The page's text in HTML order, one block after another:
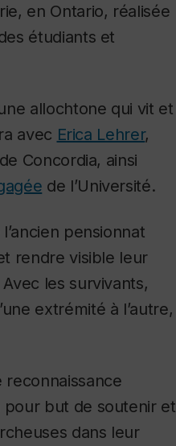
en Ontario, réalisée
étudiants et
allochtone qui vit et
avec Erica Lehrer,
de Concordia, ainsi
de l’Université.
pensionnat
rendre visible leur
les survivants,
extrémité à l’autre,
reconnaissance
pour but de soutenir et
dans leur